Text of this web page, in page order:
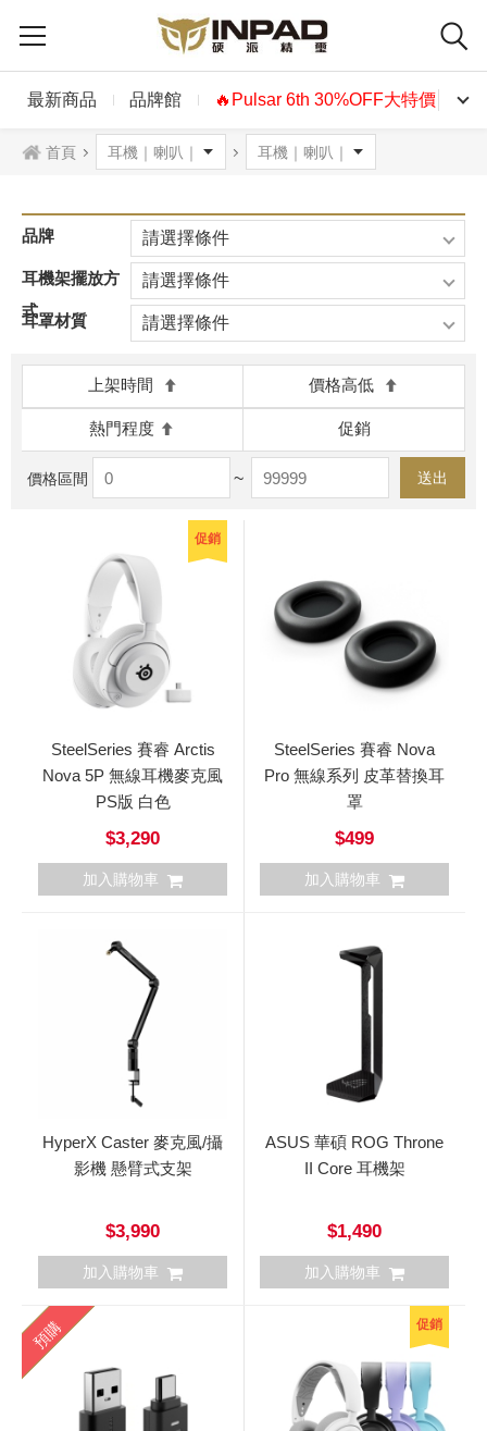
最新商品 品牌館 🔥Pulsar 6th 30%OFF大特價🔥
首頁
品牌 請選擇條件
耳機架擺放方
式
請選擇條件
耳罩材質 請選擇條件
上架時間 價格高低
熱門程度 促銷
價格區間 ~ 送出
促銷
SteelSeries 賽睿 Arctis
Nova 5P 無線耳機麥克風
PS版 白色
$3,290
加入購物車
SteelSeries 賽睿 Nova
Pro 無線系列 皮革替換耳
罩
$499
加入購物車
HyperX Caster 麥克風/攝
影機 懸臂式支架
$3,990
加入購物車
ASUS 華碩 ROG Throne
II Core 耳機架
$1,490
加入購物車
預購 促銷